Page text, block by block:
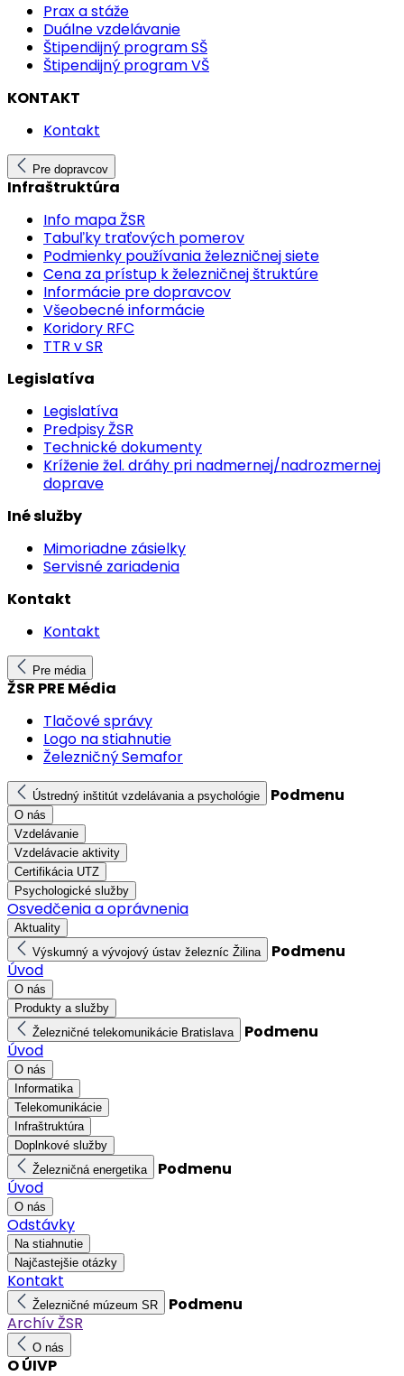
Prax a stáže
Duálne vzdelávanie
Štipendijný program SŠ
Štipendijný program VŠ
KONTAKT
Kontakt
Pre dopravcov
Infraštruktúra
Info mapa ŽSR
Tabuľky traťových pomerov
Podmienky používania železničnej siete
Cena za prístup k železničnej štruktúre
Informácie pre dopravcov
Všeobecné informácie
Koridory RFC
TTR v SR
Legislatíva
Legislatíva
Predpisy ŽSR
Technické dokumenty
Kríženie žel. dráhy pri nadmernej/nadrozmernej
doprave
Iné služby
Mimoriadne zásielky
Servisné zariadenia
Kontakt
Kontakt
Pre média
ŽSR PRE Média
Tlačové správy
Logo na stiahnutie
Železničný Semafor
Ústredný inštitút vzdelávania a psychológie Podmenu
O nás
Vzdelávanie
Vzdelávacie aktivity
Certifikácia UTZ
Psychologické služby
Osvedčenia a oprávnenia
Aktuality
Výskumný a vývojový ústav železníc Žilina
Podmenu
Úvod
O nás
Produkty a služby
Železničné telekomunikácie Bratislava
Podmenu
Úvod
O nás
Informatika
Telekomunikácie
Infraštruktúra
Doplnkové služby
Železničná energetika
Podmenu
Úvod
O nás
Odstávky
Na stiahnutie
Najčastejšie otázky
Kontakt
Železničné múzeum SR
Podmenu
Archív ŽSR
O nás
O ÚIVP